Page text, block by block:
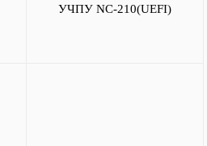
УЧПУ NC-210(UEFI)